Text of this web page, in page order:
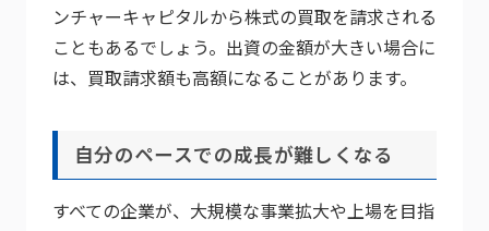
ンチャーキャピタルから株式の買取を請求される
こともあるでしょう。出資の金額が大きい場合に
は、買取請求額も高額になることがあります。
自分のペースでの成長が難しくなる
すべての企業が、大規模な事業拡大や上場を目指